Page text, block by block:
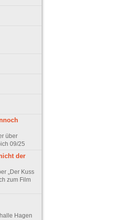
über
09/25
der
„Der Kuss
zum Film
Hagen